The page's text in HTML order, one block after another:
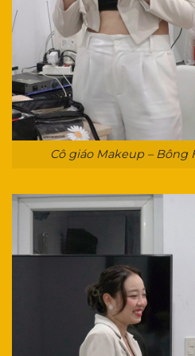
Cô giáo Makeup – Bông